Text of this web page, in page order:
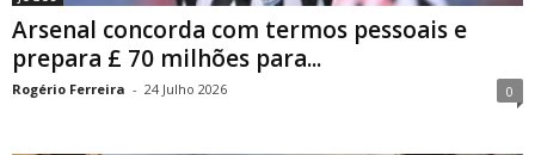
Arsenal concorda com termos pessoais e
prepara £ 70 milhões para...
Rogério Ferreira - 24 Julho 2026 0